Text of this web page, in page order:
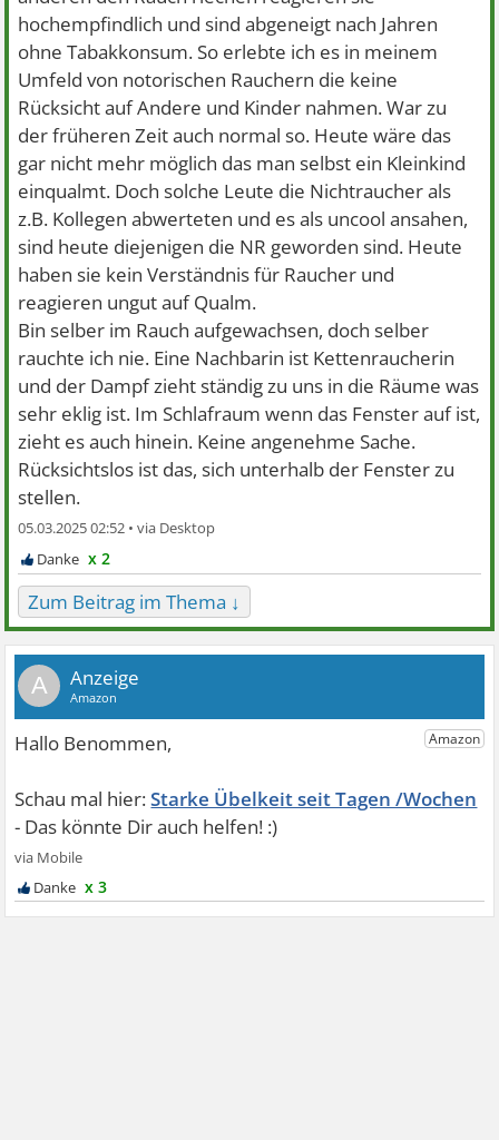
hochempfindlich und sind abgeneigt nach Jahren
ohne Tabakkonsum. So erlebte ich es in meinem
Umfeld von notorischen Rauchern die keine
Rücksicht auf Andere und Kinder nahmen. War zu
der früheren Zeit auch normal so. Heute wäre das
gar nicht mehr möglich das man selbst ein Kleinkind
einqualmt. Doch solche Leute die Nichtraucher als
z.B. Kollegen abwerteten und es als uncool ansahen,
sind heute diejenigen die NR geworden sind. Heute
haben sie kein Verständnis für Raucher und
reagieren ungut auf Qualm.
Bin selber im Rauch aufgewachsen, doch selber
rauchte ich nie. Eine Nachbarin ist Kettenraucherin
und der Dampf zieht ständig zu uns in die Räume was
sehr eklig ist. Im Schlafraum wenn das Fenster auf ist,
zieht es auch hinein. Keine angenehme Sache.
Rücksichtslos ist das, sich unterhalb der Fenster zu
stellen.
05.03.2025 02:52 •
x 2
Zum Beitrag im Thema ↓
A
Starke Übelkeit seit Tagen /Wochen
x 3